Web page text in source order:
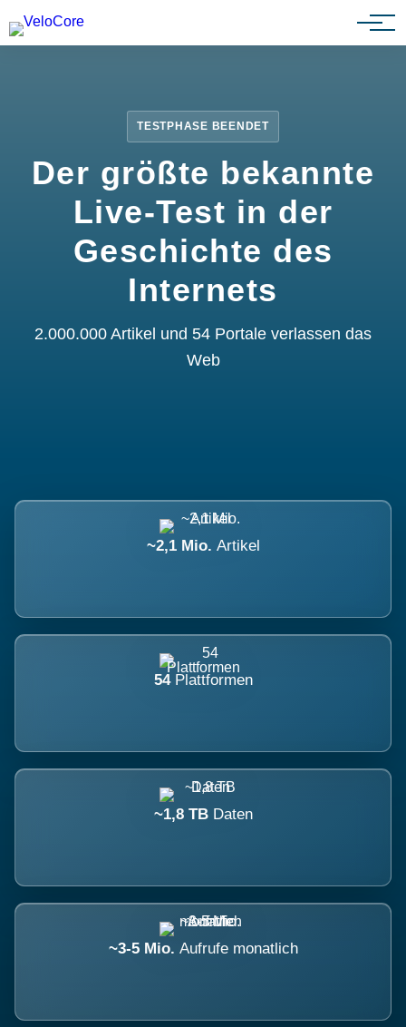
Partnerprogramm
TESTPHASE BEENDET
Der größte bekannte
Live-Test in der
Geschichte des
Internets
2.000.000 Artikel und 54 Portale verlassen das
Web
~2,1 Mio. Artikel
54 Plattformen
~1,8 TB Daten
~3-5 Mio. Aufrufe monatlich